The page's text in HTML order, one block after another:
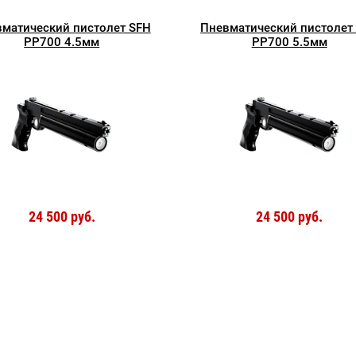
пистолет SFH
PP700 4.5мм
24 500 руб.
Пневматический пистолет
PP700 5.5мм
24 500 руб.